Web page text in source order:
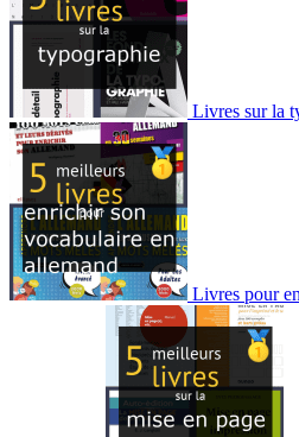
Livres sur la
Livres pour